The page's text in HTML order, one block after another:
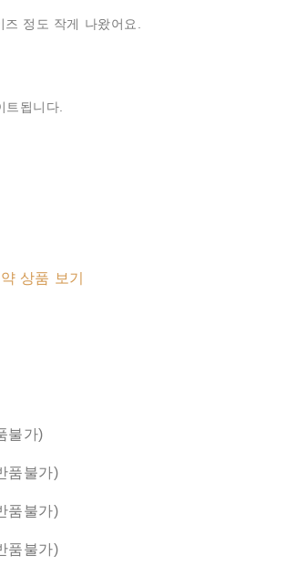
정도 작게 나왔어요.
됩니다.
상품 보기
불가)
품불가)
품불가)
품불가)